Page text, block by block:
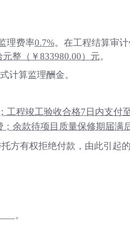
理费率0.7%。在工程结算审
整（￥833980.00）元。
计算监理酬金。
工程竣工验收合格7日内支付
余款待项目 质量保修期届满
方有权拒绝付款，由此引起
。